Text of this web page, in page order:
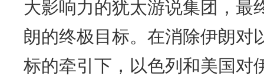
大影响力的犹太游说集团，最
朗的终极目标。在消除伊朗对
标的牵引下，以色列和美国对